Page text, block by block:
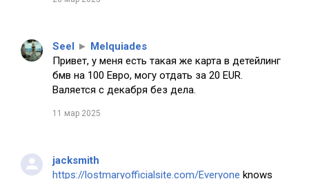
Seel ► Melquiades
Привет, у меня есть такая же карта в детейлинг
бмв на 100 Евро, могу отдать за 20 EUR.
Валяется с декабря без дела.
11 мар 2025
jacksmith
https://lostmaryofficialsite.com/Everyone knows